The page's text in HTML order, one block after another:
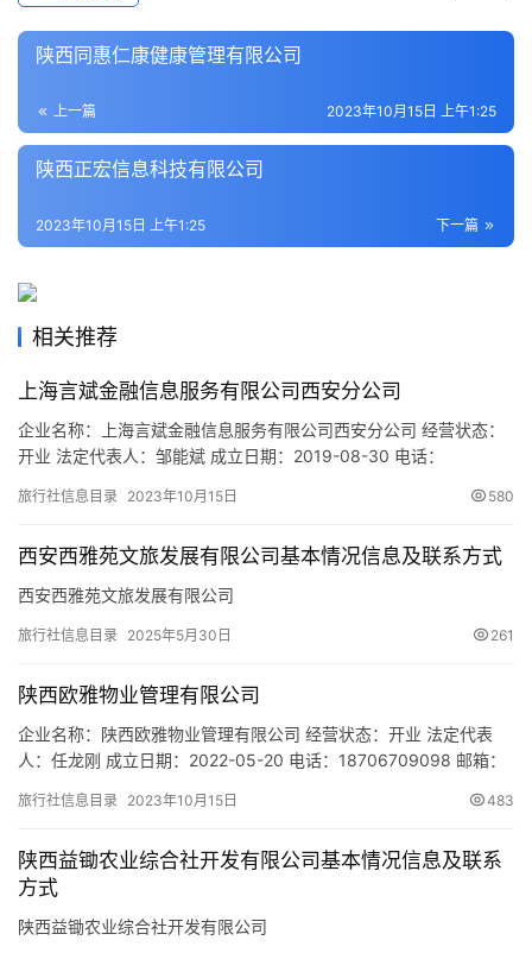
活
游
城
市
陕西同惠仁康健康管理有限公司
上一篇 2023年10月15日 上午1:25
陕西正宏信息科技有限公司
下一篇
2023年10月15日 上午1:25
相关推荐
上海言斌金融信息服务有限公司西安分公司
企业名称：上海言斌金融信息服务有限公司西安分公司 经营状态：
开业 法定代表人：邹能斌 成立日期：2019-08-30 电话：
91610131MA6X3Y7D83 注册地址：陕西省西安市高新区丈八街办
从事金融业务流程外包；企业管理咨询；旅游咨询…
旅行社信息目录 2023年10月15日 580
西安西雅苑文旅发展有限公司基本情况信息及联系方式
西安西雅苑文旅发展有限公司
旅行社信息目录 2025年5月30日 261
陕西欧雅物业管理有限公司
企业名称：陕西欧雅物业管理有限公司 经营状态：开业 法定代表
人：任龙刚 成立日期：2022-05-20 电话：18706709098 邮箱：
91610113MABMX7CTX9 注册地址：陕西省西安市雁塔区欧亚学院
管理服务；家…
旅行社信息目录 2023年10月15日 483
陕西益锄农业综合社开发有限公司基本情况信息及联系
方式
陕西益锄农业综合社开发有限公司